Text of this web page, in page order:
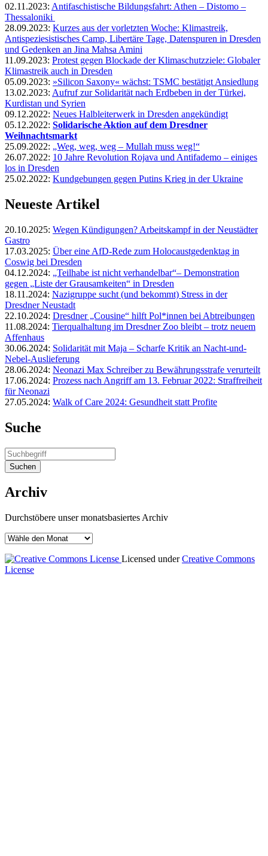
02.11.2023: Antifaschistische Bildungsfahrt: Athen – Distomo –
Thessaloniki
28.09.2023: Kurzes aus der vorletzten Woche: Klimastreik,
Antispeziesistisches Camp, Libertäre Tage, Datenspuren in Dresden
und Gedenken an Jina Mahsa Amini
11.09.2023: Protest gegen Blockade der Klimaschutzziele: Globaler
Klimastreik auch in Dresden
05.09.2023: »Silicon Saxony« wächst: TSMC bestätigt Ansiedlung
13.02.2023: Aufruf zur Solidarität nach Erdbeben in der Türkei,
Kurdistan und Syrien
09.12.2022: Neues Halbleiterwerk in Dresden angekündigt
05.12.2022: SolidarischeAktion auf dem Dresdner
Weihnachtsmarkt
25.09.2022: „Weg, weg, weg – Mullah muss weg!“
26.07.2022: 10 Jahre Revolution Rojava und Antifademo – einiges
los in Dresden
25.02.2022: Kundgebungen gegen Putins Krieg in der Ukraine
Neueste Artikel
20.10.2025: Wegen Kündigungen? Arbeitskampf in der Neustädter
Gastro
17.03.2025: Über eine AfD-Rede zum Holocaustgedenktag in
Coswig bei Dresden
04.12.2024: „Teilhabe ist nicht verhandelbar“– Demonstration
gegen „Liste der Grausamkeiten“ in Dresden
18.11.2024: Nazigruppe sucht (und bekommt) Stress in der
Dresdner Neustadt
22.10.2024: Dresdner „Cousine“ hilft Pol*innen bei Abtreibungen
11.08.2024: Tierqualhaltung im Dresdner Zoo bleibt – trotz neuem
Affenhaus
30.06.2024: Solidarität mit Maja – Scharfe Kritik an Nacht-und-
Nebel-Auslieferung
28.06.2024: Neonazi Max Schreiber zu Bewährungsstrafe verurteilt
17.06.2024: Prozess nach Angriff am 13. Februar 2022: Straffreiheit
für Neonazi
27.05.2024: Walk of Care 2024: Gesundheit statt Profite
Suche
Archiv
Durchstöbere unser monatsbasiertes Archiv
Licensed underCreative Commons
License